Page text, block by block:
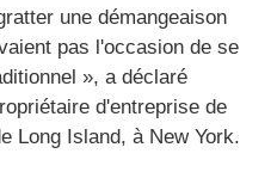
une démangeaison
pas l'occasion de se
», a déclaré
d'entreprise de
Long Island, à New York.